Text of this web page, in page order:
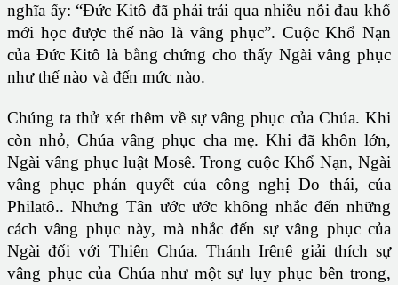
nghĩa ấy: “Đức Kitô đã phải trải qua nhiều nỗi đau khổ
mới học được thế nào là vâng phục”. Cuộc Khổ Nạn
của Đức Kitô là bằng chứng cho thấy Ngài vâng phục
như thế nào và đến mức nào.
Chúng ta thử xét thêm về sự vâng phục của Chúa. Khi
còn nhỏ, Chúa vâng phục cha mẹ. Khi đã khôn lớn,
Ngài vâng phục luật Mosê. Trong cuộc Khổ Nạn, Ngài
vâng phục phán quyết của công nghị Do thái, của
Philatô.. Nhưng Tân ước ước không nhắc đến những
cách vâng phục này, mà nhắc đến sự vâng phục của
Ngài đối với Thiên Chúa. Thánh Irênê giải thích sự
vâng phục của Chúa như một sự lụy phục bên trong,